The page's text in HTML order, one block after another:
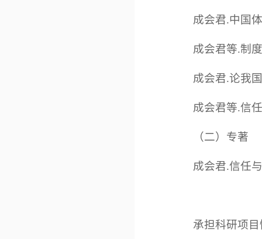
成会君.中国
成会君等.制
成会君.论我
成会君等.信
（二）专著
成会君.信任
承担科研项